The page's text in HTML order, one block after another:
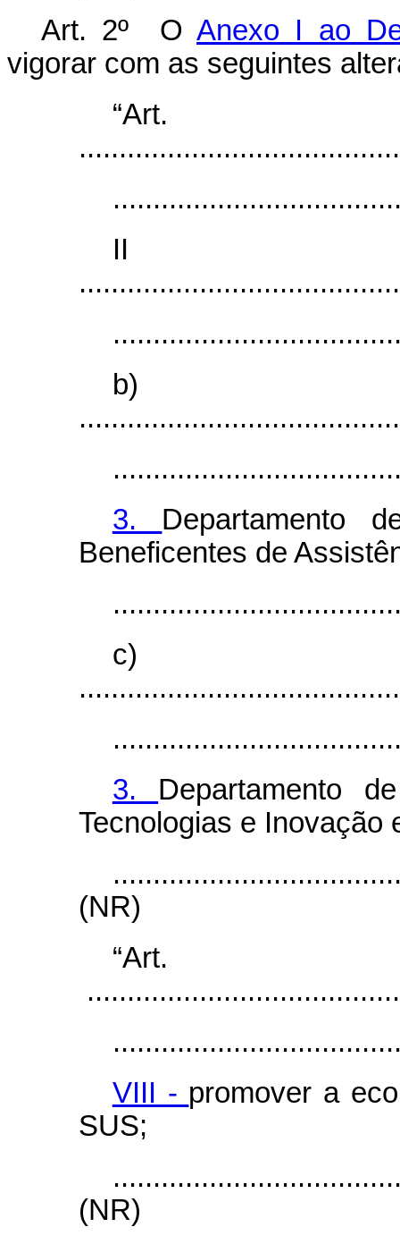
Art. 2º OAnexo I ao
vigorar com as seguintes
b)
3. Departamento
Beneficentes de
c)
3. Departamento
Tecnologias e Inovação
(NR)
VIII - promover a
SUS;
(NR)